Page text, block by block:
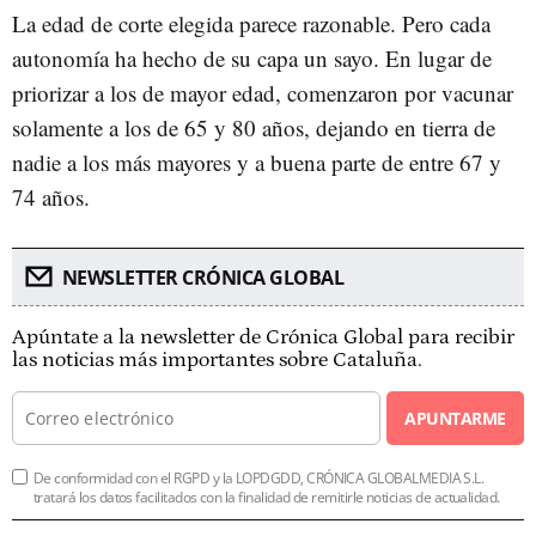
La edad de corte elegida parece razonable. Pero cada
autonomía ha hecho de su capa un sayo. En lugar de
priorizar a los de mayor edad, comenzaron por vacunar
solamente a los de 65 y 80 años, dejando en tierra de
nadie a los más mayores y a buena parte de entre 67 y
74 años.
NEWSLETTER CRÓNICA GLOBAL
Apúntate a la newsletter de Crónica Global para recibir
las noticias más importantes sobre Cataluña.
APUNTARME
De conformidad con el RGPD y la LOPDGDD, CRÓNICA GLOBALMEDIA S.L.
tratará los datos facilitados con la finalidad de remitirle noticias de actualidad.